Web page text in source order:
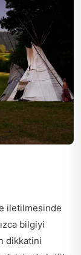
iletilmesinde
bilgiyi
dikkatini